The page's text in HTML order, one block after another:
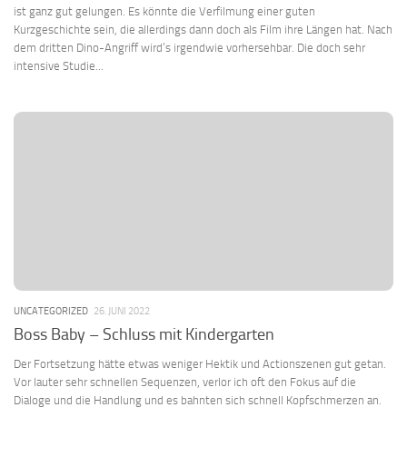
ist ganz gut gelungen. Es könnte die Verfilmung einer guten
Kurzgeschichte sein, die allerdings dann doch als Film ihre Längen hat. Nach
dem dritten Dino-Angriff wird’s irgendwie vorhersehbar. Die doch sehr
intensive Studie...
UNCATEGORIZED 26. JUNI 2022
Boss Baby – Schluss mit Kindergarten
Der Fortsetzung hätte etwas weniger Hektik und Actionszenen gut getan.
Vor lauter sehr schnellen Sequenzen, verlor ich oft den Fokus auf die
Dialoge und die Handlung und es bahnten sich schnell Kopfschmerzen an.